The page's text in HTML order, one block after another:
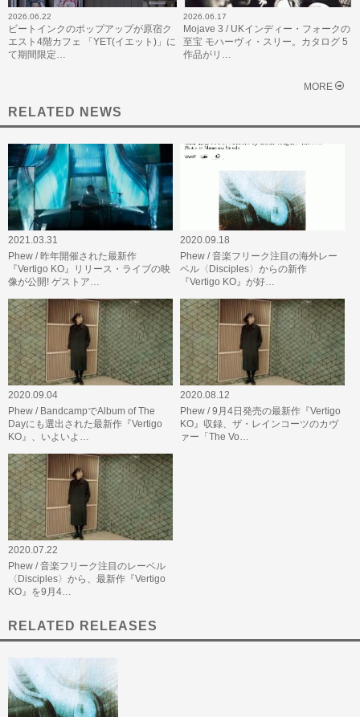
2026.06.22
ビートインクのポップアップが原宿ク
エスト4階カフェ 「YET(イエット)」に
て期間限定…
2026.06.17
Mojave 3 / UKインディー・フォークの
至宝 モハーヴィ・スリー。カタログ 5
作品がリ…
MORE
RELATED NEWS
2021.03.31
Phew / 昨年開催された最新作
『Vertigo KO』リリース・ライブの映
像が公開! ゲストア…
2020.09.18
Phew / 音楽フリーク注目の海外レー
ベル〈Disciples〉からの新作
『Vertigo KO』が好…
2020.09.04
Phew / BandcampでAlbum of The
Dayにも選出された最新作『Vertigo
KO』、いよいよ…
2020.08.12
Phew / 9月4日発売の最新作『Vertigo
KO』収録、ザ・レインコーツのカヴ
ァー「The Vo…
2020.07.22
Phew / 音楽フリーク注目のレーベル
〈Disciples〉から、最新作『Vertigo
KO』を9月4…
RELATED RELEASES